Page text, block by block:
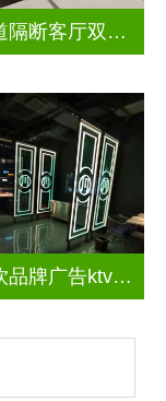
屏风过道隔断客厅双面磨砂透光uv打印玻璃
酒吧餐饮品牌广告ktv激光内雕发光艺术玻璃